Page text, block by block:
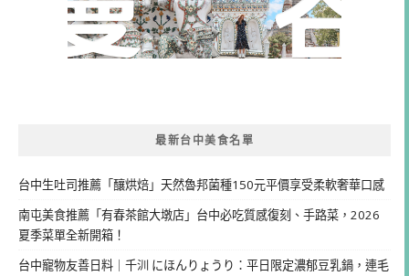
最新台中美食名單
台中生吐司推薦「釀烘焙」天然魯邦菌種150元平價享受柔軟奢華口感
南屯美食推薦「有春茶館大墩店」台中必吃質感復刻、手路菜，2026
夏季菜單全新開箱！
台中寵物友善日料｜千汌 にほんりょうり：平日限定濃郁豆乳鍋，連毛